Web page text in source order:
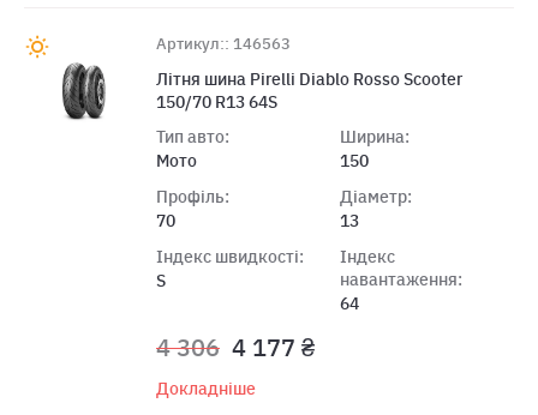
Артикул:: 146563
Літня шина Pirelli Diablo Rosso Scooter
150/70 R13 64S
Тип авто:
Мото
Профіль:
70
Індекс швидкості:
S
Ширина:
150
Діаметр:
13
Індекс
навантаження:
64
4 306 4 177 ₴
Докладніше